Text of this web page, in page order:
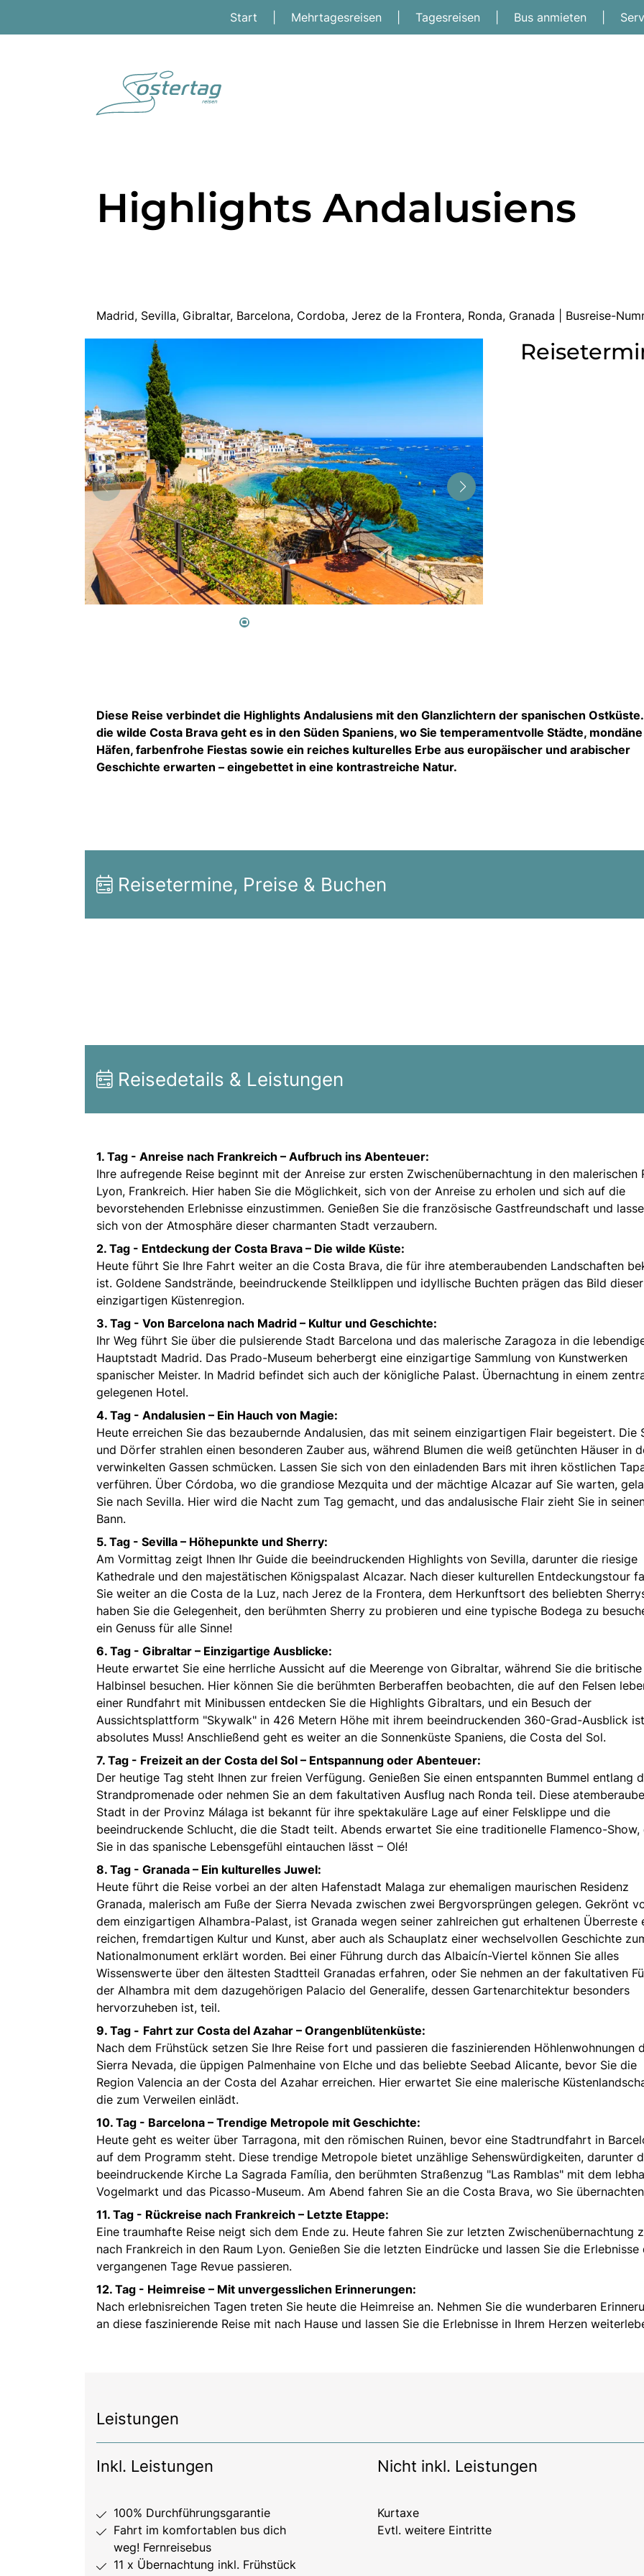
Start Mehrtagesreisen Tagesreisen Bus anmieten
Highlights Andalusiens
Madrid, Sevilla, Gibraltar, Barcelona, Cordoba, Jerez de la Frontera, Ronda, Granada | Busreise-
Diese Reise verbindet die Highlights Andalusiens mit den Glanzlichtern der spanischen
die wilde Costa Brava geht es in den Süden Spaniens, wo Sie temperamentvolle Städte, mondäne
Häfen, farbenfrohe Fiestas sowie ein reiches kulturelles Erbe aus europäischer und arabischer
Geschichte erwarten – eingebettet in eine kontrastreiche Natur.
Reisetermine, Preise & Buchen
Reisedetails & Leistungen
1. Tag - Anreise nach Frankreich – Aufbruch ins Abenteuer:
Ihre aufregende Reise beginnt mit der Anreise zur ersten Zwischenübernachtung in den malerischen
Lyon, Frankreich. Hier haben Sie die Möglichkeit, sich von der Anreise zu erholen und sich auf die
bevorstehenden Erlebnisse einzustimmen. Genießen Sie die französische Gastfreundschaft und
sich von der Atmosphäre dieser charmanten Stadt verzaubern.
2. Tag - Entdeckung der Costa Brava – Die wilde Küste:
Heute führt Sie Ihre Fahrt weiter an die Costa Brava, die für ihre atemberaubenden Landschaften
ist. Goldene Sandstrände, beeindruckende Steilklippen und idyllische Buchten prägen das Bild dieser
einzigartigen Küstenregion.
3. Tag - Von Barcelona nach Madrid – Kultur und Geschichte:
Ihr Weg führt Sie über die pulsierende Stadt Barcelona und das malerische Zaragoza in die
Hauptstadt Madrid. Das Prado-Museum beherbergt eine einzigartige Sammlung von Kunstwerken
spanischer Meister. In Madrid befindet sich auch der königliche Palast. Übernachtung in einem
gelegenen Hotel.
4. Tag - Andalusien – Ein Hauch von Magie:
Heute erreichen Sie das bezaubernde Andalusien, das mit seinem einzigartigen Flair begeistert. Die
und Dörfer strahlen einen besonderen Zauber aus, während Blumen die weiß getünchten Häuser in
verwinkelten Gassen schmücken. Lassen Sie sich von den einladenden Bars mit ihren köstlichen
verführen. Über Córdoba, wo die grandiose Mezquita und der mächtige Alcazar auf Sie warten,
Sie nach Sevilla. Hier wird die Nacht zum Tag gemacht, und das andalusische Flair zieht Sie in
Bann.
5. Tag - Sevilla – Höhepunkte und Sherry:
Am Vormittag zeigt Ihnen Ihr Guide die beeindruckenden Highlights von Sevilla, darunter die riesige
Kathedrale und den majestätischen Königspalast Alcazar. Nach dieser kulturellen Entdeckungstour
Sie weiter an die Costa de la Luz, nach Jerez de la Frontera, dem Herkunftsort des beliebten
haben Sie die Gelegenheit, den berühmten Sherry zu probieren und eine typische Bodega zu
ein Genuss für alle Sinne!
6. Tag - Gibraltar – Einzigartige Ausblicke:
Heute erwartet Sie eine herrliche Aussicht auf die Meerenge von Gibraltar, während Sie die britische
Halbinsel besuchen. Hier können Sie die berühmten Berberaffen beobachten, die auf den Felsen
einer Rundfahrt mit Minibussen entdecken Sie die Highlights Gibraltars, und ein Besuch der
Aussichtsplattform "Skywalk" in 426 Metern Höhe mit ihrem beeindruckenden 360-Grad-Ausblick
absolutes Muss! Anschließend geht es weiter an die Sonnenküste Spaniens, die Costa del Sol.
7. Tag - Freizeit an der Costa del Sol – Entspannung oder Abenteuer:
Der heutige Tag steht Ihnen zur freien Verfügung. Genießen Sie einen entspannten Bummel entlang
Strandpromenade oder nehmen Sie an dem fakultativen Ausflug nach Ronda teil. Diese
Stadt in der Provinz Málaga ist bekannt für ihre spektakuläre Lage auf einer Felsklippe und die
beeindruckende Schlucht, die die Stadt teilt. Abends erwartet Sie eine traditionelle Flamenco-Show,
Sie in das spanische Lebensgefühl eintauchen lässt – Olé!
8. Tag - Granada – Ein kulturelles Juwel:
Heute führt die Reise vorbei an der alten Hafenstadt Malaga zur ehemaligen maurischen Residenz
Granada, malerisch am Fuße der Sierra Nevada zwischen zwei Bergvorsprüngen gelegen. Gekrönt
dem einzigartigen Alhambra-Palast, ist Granada wegen seiner zahlreichen gut erhaltenen Überreste
reichen, fremdartigen Kultur und Kunst, aber auch als Schauplatz einer wechselvollen Geschichte
Nationalmonument erklärt worden. Bei einer Führung durch das Albaicín-Viertel können Sie alles
Wissenswerte über den ältesten Stadtteil Granadas erfahren, oder Sie nehmen an der fakultativen
der Alhambra mit dem dazugehörigen Palacio del Generalife, dessen Gartenarchitektur besonders
hervorzuheben ist, teil.
9. Tag - Fahrt zur Costa del Azahar – Orangenblütenküste:
Nach dem Frühstück setzen Sie Ihre Reise fort und passieren die faszinierenden Höhlenwohnungen
Sierra Nevada, die üppigen Palmenhaine von Elche und das beliebte Seebad Alicante, bevor Sie die
Region Valencia an der Costa del Azahar erreichen. Hier erwartet Sie eine malerische
die zum Verweilen einlädt.
10. Tag - Barcelona – Trendige Metropole mit Geschichte:
Heute geht es weiter über Tarragona, mit den römischen Ruinen, bevor eine Stadtrundfahrt in
auf dem Programm steht. Diese trendige Metropole bietet unzählige Sehenswürdigkeiten, darunter
beeindruckende Kirche La Sagrada Família, den berühmten Straßenzug "Las Ramblas" mit dem
Vogelmarkt und das Picasso-Museum. Am Abend fahren Sie an die Costa Brava, wo Sie
11. Tag - Rückreise nach Frankreich – Letzte Etappe:
Eine traumhafte Reise neigt sich dem Ende zu. Heute fahren Sie zur letzten Zwischenübernachtung
nach Frankreich in den Raum Lyon. Genießen Sie die letzten Eindrücke und lassen Sie die Erlebnisse
vergangenen Tage Revue passieren.
12. Tag - Heimreise – Mit unvergesslichen Erinnerungen:
Nach erlebnisreichen Tagen treten Sie heute die Heimreise an. Nehmen Sie die wunderbaren
an diese faszinierende Reise mit nach Hause und lassen Sie die Erlebnisse in Ihrem Herzen
Leistungen
Inkl. Leistungen
100% Durchführungsgarantie
Fahrt im komfortablen bus dich
weg! Fernreisebus
11 x Übernachtung inkl. Frühstück
Nicht inkl. Leistungen
Kurtaxe
Evtl. weitere Eintritte